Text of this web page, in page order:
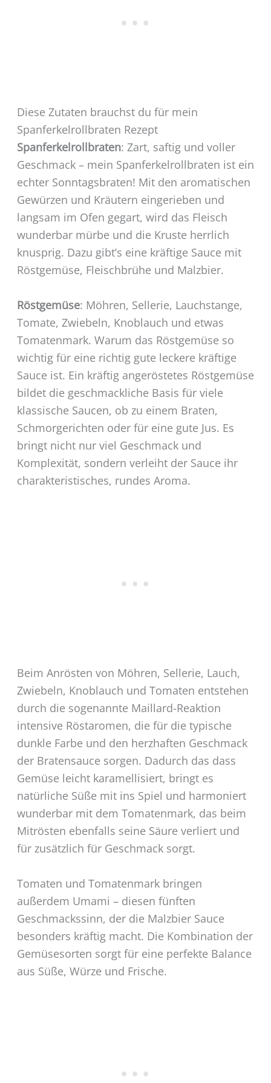
Diese Zutaten brauchst du für mein
Spanferkelrollbraten Rezept
Spanferkelrollbraten: Zart, saftig und voller
Geschmack – mein Spanferkelrollbraten ist ein
echter Sonntagsbraten! Mit den aromatischen
Gewürzen und Kräutern eingerieben und
langsam im Ofen gegart, wird das Fleisch
wunderbar mürbe und die Kruste herrlich
knusprig. Dazu gibt’s eine kräftige Sauce mit
Röstgemüse, Fleischbrühe und Malzbier.
Röstgemüse: Möhren, Sellerie, Lauchstange,
Tomate, Zwiebeln, Knoblauch und etwas
Tomatenmark. Warum das Röstgemüse so
wichtig für eine richtig gute leckere kräftige
Sauce ist. Ein kräftig angeröstetes Röstgemüse
bildet die geschmackliche Basis für viele
klassische Saucen, ob zu einem Braten,
Schmorgerichten oder für eine gute Jus. Es
bringt nicht nur viel Geschmack und
Komplexität, sondern verleiht der Sauce ihr
charakteristisches, rundes Aroma.
Beim Anrösten von Möhren, Sellerie, Lauch,
Zwiebeln, Knoblauch und Tomaten entstehen
durch die sogenannte Maillard-Reaktion
intensive Röstaromen, die für die typische
dunkle Farbe und den herzhaften Geschmack
der Bratensauce sorgen. Dadurch das dass
Gemüse leicht karamellisiert, bringt es
natürliche Süße mit ins Spiel und harmoniert
wunderbar mit dem Tomatenmark, das beim
Mitrösten ebenfalls seine Säure verliert und
für zusätzlich für Geschmack sorgt.
Tomaten und Tomatenmark bringen
außerdem Umami – diesen fünften
Geschmackssinn, der die Malzbier Sauce
besonders kräftig macht. Die Kombination der
Gemüsesorten sorgt für eine perfekte Balance
aus Süße, Würze und Frische.